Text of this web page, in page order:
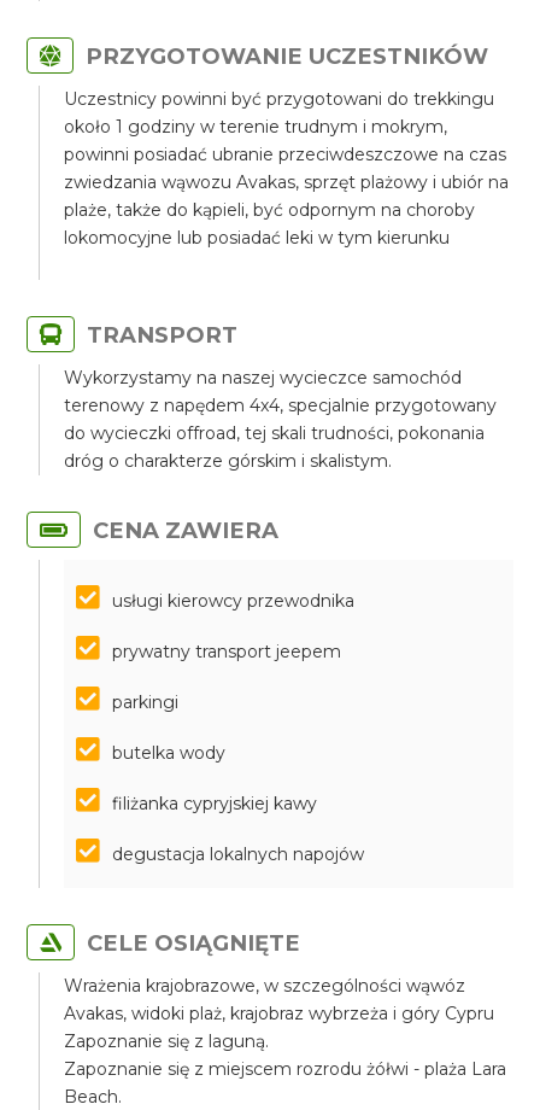
PRZYGOTOWANIE UCZESTNIKÓW
Uczestnicy powinni być przygotowani do trekkingu
około 1 godziny w terenie trudnym i mokrym,
powinni posiadać ubranie przeciwdeszczowe na czas
zwiedzania wąwozu Avakas, sprzęt plażowy i ubiór na
plaże, także do kąpieli, być odpornym na choroby
lokomocyjne lub posiadać leki w tym kierunku
TRANSPORT
Wykorzystamy na naszej wycieczce samochód
terenowy z napędem 4x4, specjalnie przygotowany
do wycieczki offroad, tej skali trudności, pokonania
dróg o charakterze górskim i skalistym.
CENA ZAWIERA
usługi kierowcy przewodnika
prywatny transport jeepem
parkingi
butelka wody
filiżanka cypryjskiej kawy
degustacja lokalnych napojów
CELE OSIĄGNIĘTE
Wrażenia krajobrazowe, w szczególności wąwóz
Avakas, widoki plaż, krajobraz wybrzeża i góry Cypru
Zapoznanie się z laguną.
Zapoznanie się z miejscem rozrodu żółwi - plaża Lara
Beach.